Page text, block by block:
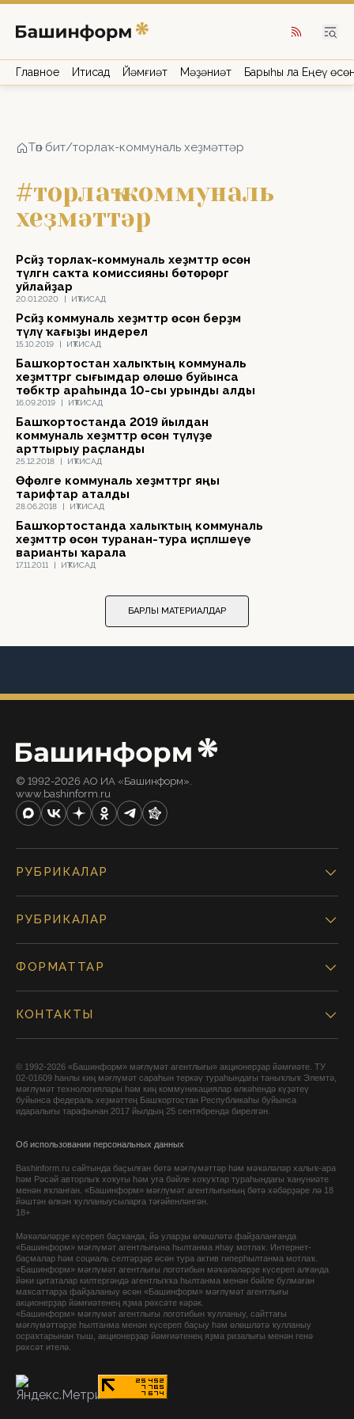
Главное Иҡтисад Йәмғиәт Мәҙәниәт Барыһы ла Еңеү
Төп бит/торлаҡ-коммуналь хеҙмәттәр
#торлаҡ-коммуналь
хеҙмәттәр
20.01.2020 | ИҠТИСАД
Рәсәйҙә торлаҡ-коммуналь хеҙмәттәр өсөн
түләгән саҡта комиссияны бөтөрөргә
уйлайҙар
15.10.2019 | ИҠТИСАД
Рәсәйҙә коммуналь хеҙмәттәр өсөн берҙәм
түләү ҡағыҙы индерелә
16.09.2019 | ИҠТИСАД
Башҡортостан халыҡтың коммуналь
хеҙмәттәргә сығымдар өлөшө буйынса
төбәктәр араһында 10-сы урынды алды
25.12.2018 | ИҠТИСАД
Башҡортостанда 2019 йылдан
коммуналь хеҙмәттәр өсөн түләүҙе
арттырыу раҫланды
28.06.2018 | ИҠТИСАД
Өфөләге коммуналь хеҙмәттәргә яңы
тарифтар аталды
17.11.2011 | ИҠТИСАД
Башҡортостанда халыҡтың коммуналь
хеҙмәттәр өсөн туранан-тура иҫәпләшеүе
варианты ҡарала
БАРЛЫҠ МАТЕРИАЛДАР
© 1992-2026 АО ИА «Башинформ».
www.bashinform.ru
РУБРИКАЛАР
РУБРИКАЛАР
ФОРМАТТАР
КОНТАКТЫ
© 1992-2026 «Башинформ» мәғлүмәт агентлығы» акционерҙар йәмғиәте. ТУ
02-01609 һанлы киң мәғлүмәт сараһын теркәү тураһындағы таныҡлыҡ Элемтә,
мәғлүмәт технологиялары һәм киң коммуникациялар өлкәһендә күҙәтеү
буйынса федераль хеҙмәттең Башҡортостан Республикаһы буйынса
идаралығы тарафынан 2017 йылдың 25 сентябрендә бирелгән.
Об использовании персональных данных
Bashinform.ru сайтында баҫылған бөтә мәғлүмәттәр һәм мәҡәләләр халыҡ-ара
һәм Рәсәй авторлыҡ хоҡуғы һәм уға бәйле хоҡуҡтар тураһындағы ҡануниәте
менән яҡланған. «Башинформ» мәғлүмәт агентлығының бөтә хәбәрҙәре лә 18
йәштән өлкән ҡулланыусыларға тәғәйенләнгән.
18+
Мәҡәләләрҙе күсереп баҫҡанда, йә уларҙы өлөшләтә файҙаланғанда
«Башинформ» мәғлүмәт агентлығына һылтанма яһау мотлаҡ. Интернет-
баҫмалар һәм социаль селтәрҙәр өсөн тура актив гиперһылтанма мотлаҡ.
«Башинформ» мәғлүмәт агентлығы логотибын мәҡәләләрҙе күсереп алғанда
йәки цитаталар килтергәндә агентлыҡҡа һылтанма менән бәйле булмаған
маҡсаттарҙа файҙаланыу өсөн «Башинформ» мәғлүмәт агентлығы
акционерҙар йәмғиәтенең яҙма рөхсәте кәрәк.
«Башинформ» мәғлүмәт агентлығы логотибын ҡулланыу, сайттағы
мәғлүмәттәрҙе һылтанма менән күсереп баҫыу һәм өлөшләтә ҡулланыу
осраҡтарынан тыш, акционерҙар йәмғиәтенең яҙма ризалығы менән генә
рөхсәт ителә.